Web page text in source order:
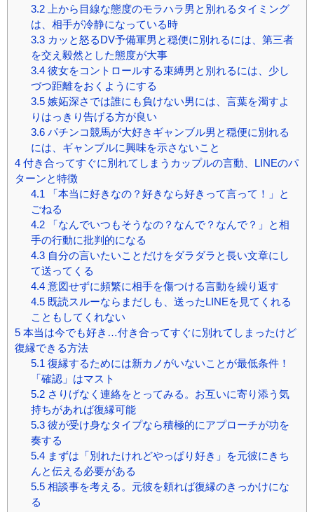
3.2上から目線な態度のモラハラ男と別れるタイミング
は、相手が冷静になっている時
3.3カッと怒るDV予備軍男と穏便に別れるには、第三者
を交え毅然とした態度が大事
3.4彼女をコントロールする束縛男と別れるには、少し
づつ距離をおくようにする
3.5嫉妬深さでは誰にも負けない男には、言葉を濁すよ
りはっきり告げる方が良い
3.6パチンコ競馬が大好きギャンブル男と穏便に別れる
には、ギャンブルに興味を示さないこと
4 付き合ってすぐに別れてしまうカップルの言動、LINEのパ
ターンと特徴
4.1
「本当に好きなの？好きなら好きって言って！」と
ごねる
4.2「なんでいつもそうなの？なんで？なんで？」と相
手の行動に批判的になる
4.3自分の言いたいことだけをダラダラと長い文章にし
て送ってくる
4.4意図せずに頻繁に相手を傷つける言動を繰り返す
4.5既読スルーならまだしも、送ったLINEを見てくれる
こともしてくれない
5 本当は今でも好き…付き合ってすぐに別れてしまったけど
復縁できる方法
5.1 復縁するためには新カノがいないことが最低条件！
「確認」はマスト
5.2さりげなく連絡をとってみる。お互いに寄り添う気
持ちがあれば復縁可能
5.3彼が受け身なタイプなら積極的にアプローチが功を
奏する
5.4まずは「別れたけれどやっぱり好き」を元彼にきち
んと伝える必要がある
5.5相談事を考える。元彼を頼れば復縁のきっかけにな
る